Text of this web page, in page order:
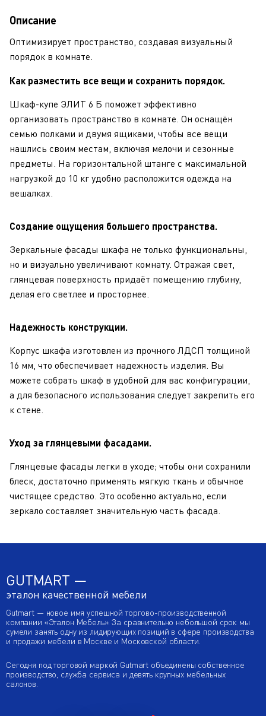
Описание
Оптимизирует пространство, создавая визуальный
порядок в комнате.
Как разместить все вещи и сохранить порядок.
Шкаф-купе ЭЛИТ 6 Б поможет эффективно
организовать пространство в комнате. Он оснащён
семью полками и двумя ящиками, чтобы все вещи
нашлись своим местам, включая мелочи и сезонные
предметы. На горизонтальной штанге с максимальной
нагрузкой до 10 кг удобно расположится одежда на
вешалках.
Создание ощущения большего пространства.
Зеркальные фасады шкафа не только функциональны,
но и визуально увеличивают комнату. Отражая свет,
глянцевая поверхность придаёт помещению глубину,
делая его светлее и просторнее.
Надежность конструкции.
Корпус шкафа изготовлен из прочного ЛДСП толщиной
16 мм, что обеспечивает надежность изделия. Вы
можете собрать шкаф в удобной для вас конфигурации,
а для безопасного использования следует закрепить его
к стене.
Уход за глянцевыми фасадами.
Глянцевые фасады легки в уходе; чтобы они сохранили
блеск, достаточно применять мягкую ткань и обычное
чистящее средство. Это особенно актуально, если
зеркало составляет значительную часть фасада.
GUTMART —
эталон качественной мебели
Gutmart — новое имя успешной торгово-производственной
компании «Эталон Мебель». За сравнительно небольшой срок мы
сумели занять одну из лидирующих позиций в сфере производства
и продажи мебели в Москве и Московской области.
Сегодня под торговой маркой Gutmart объединены собственное
производство, служба сервиса и девять крупных мебельных
салонов.